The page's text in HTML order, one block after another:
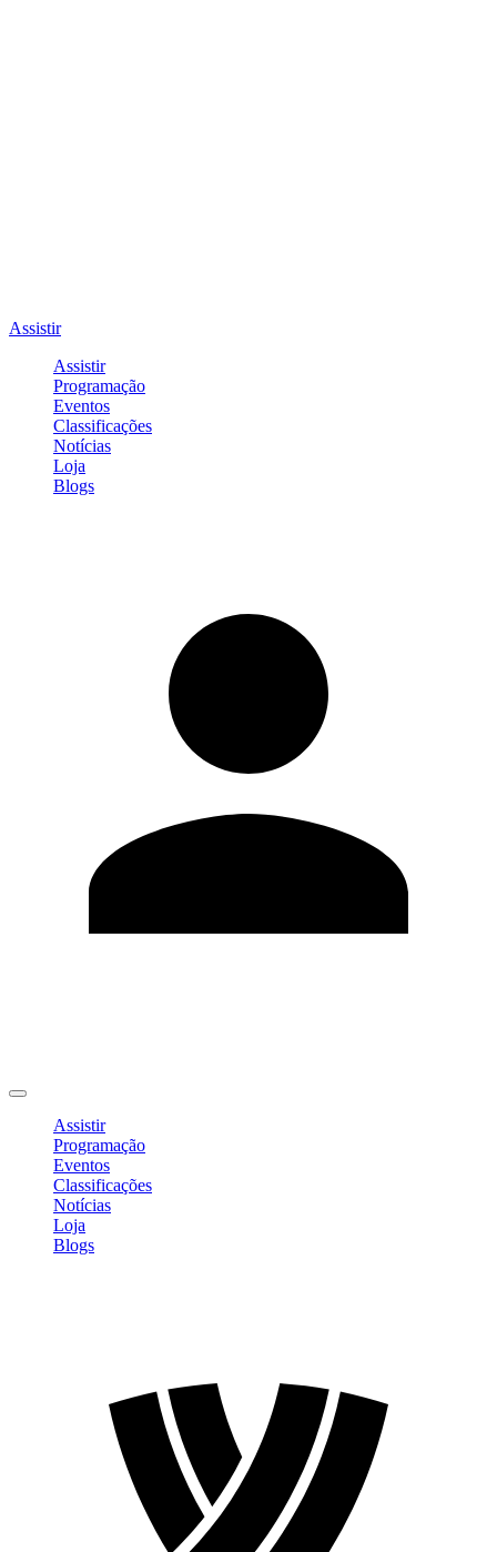
Assistir
Assistir
Programação
Eventos
Classificações
Notícias
Loja
Blogs
Assistir
Programação
Eventos
Classificações
Notícias
Loja
Blogs